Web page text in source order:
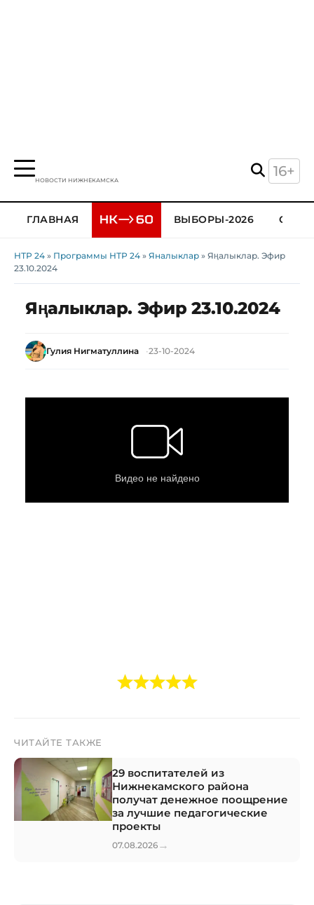
НОВОСТИ НИЖНЕКАМСКА
16+
ГЛАВНАЯ ВЫБОРЫ-2026
НТР 24 » Программы НТР 24 » Яналыклар » Яңалыклар. Эфир
23.10.2024
Яңалыклар. Эфир 23.10.2024
Гулия Нигматуллина 23-10-2024
ЧИТАЙТЕ ТАКЖЕ
29 воспитателей из
Нижнекамского района
получат денежное поощрение
за лучшие педагогические
проекты
07.08.2026 →